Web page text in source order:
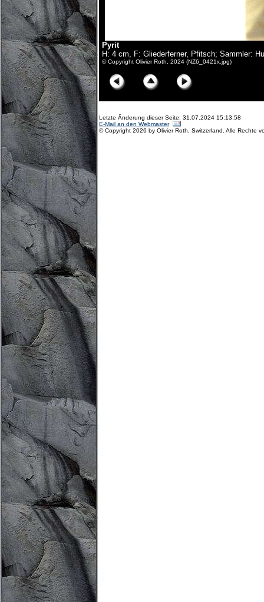
Pyrit
H: 4 cm, F: Gliederferner, Pfitsch; Sammler:
© Copyright Olivier Roth, 2024 (NZ6_0421x.jpg)
Letzte Änderung dieser Seite: 31.07.2024 15:13:58
E-Mail an den Webmaster
© Copyright 2026 by Olivier Roth, Switzerland. Alle Rechte